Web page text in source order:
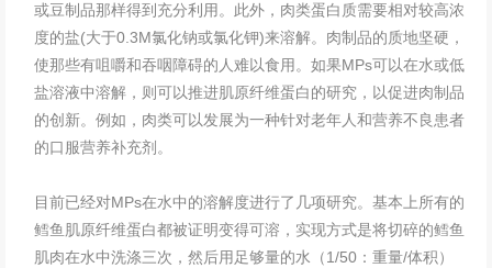
或豆制品那样得到充分利用。此外，肉类蛋白质需要相对较高浓
度的盐(大于0.3M氯化钠或氯化钾)来溶解。肉制品的质地坚硬，
使那些有咀嚼和吞咽障碍的人难以食用。如果MPs可以在水或低
盐溶液中溶解，则可以推进肌原纤维蛋白的研究，以促进肉制品
的创新。例如，肉类可以发展为一种针对老年人和营养不良患者
的口服营养补充剂。
目前已经对MPs在水中的溶解度进行了几项研究。基本上所有的
鳕鱼肌原纤维蛋白都被证明变得可溶，实现方式是将切碎的鳕鱼
肌肉在水中洗涤三次，然后用足够量的水（1/50：重量/体积）